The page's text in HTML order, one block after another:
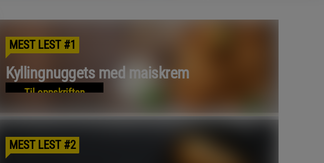
MEST LEST #1
Kyllingnuggets med maiskrem
Til oppskriften
MEST LEST #2